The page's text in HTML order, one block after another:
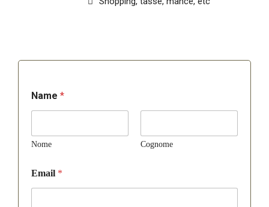
Name *
Nome Cognome
Email *